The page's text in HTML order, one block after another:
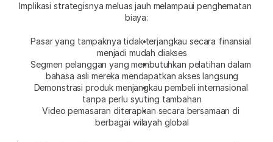
Implikasi strategisnya meluas jauh melampaui penghematan
biaya:
Pasar yang tampaknya tidak terjangkau secara finansial
menjadi mudah diakses
Segmen pelanggan yang membutuhkan pelatihan dalam
bahasa asli mereka mendapatkan akses langsung
Demonstrasi produk menjangkau pembeli internasional
tanpa perlu syuting tambahan
Video pemasaran diterapkan secara bersamaan di
berbagai wilayah global